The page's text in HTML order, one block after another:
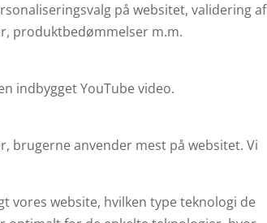
på websitet, validering af
produktbedømmelser m.m.
indbygget YouTube video.
brugerne anvender mest på websitet. Vi
vores website, hvilken type teknologi de